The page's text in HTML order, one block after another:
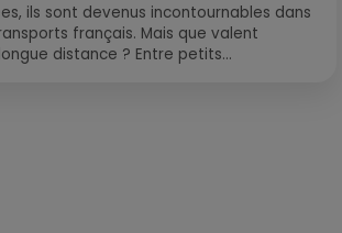
ils sont devenus incontournables dans
français. Mais que valent
distance ? Entre petits...